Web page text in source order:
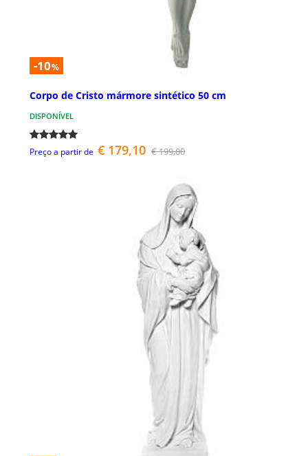
-10%
Corpo de Cristo mármore sintético 50 cm
DISPONÍVEL
Preço a partir de € 179,10 € 199,00